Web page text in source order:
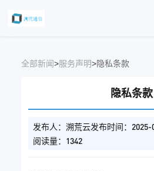
全部新闻>服务声明>隐私条款
隐私条款
发布人：溯荒云发布时间：2025-
阅读量：1342